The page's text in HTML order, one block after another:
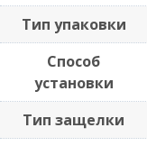
Тип упаковки
Способ
установки
Тип защелки